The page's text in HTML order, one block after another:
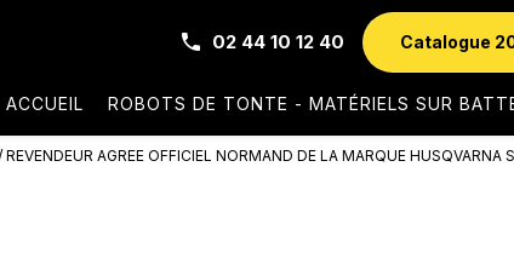
02 44 10 12 40 Catalogue
ACCUEIL ROBOTS DE TONTE - MATÉRIELS SUR
REVENDEUR AGREE OFFICIEL NORMAND DE LA MARQUE